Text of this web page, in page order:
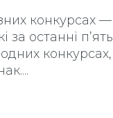
конкурсах —
за останні п’ять
конкурсах,